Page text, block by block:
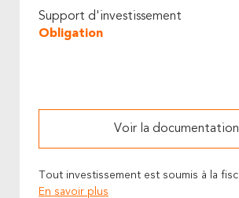
Support d'investissement
Obligation
Voir la documentation
Tout investissement est soumis à la
En savoir plus